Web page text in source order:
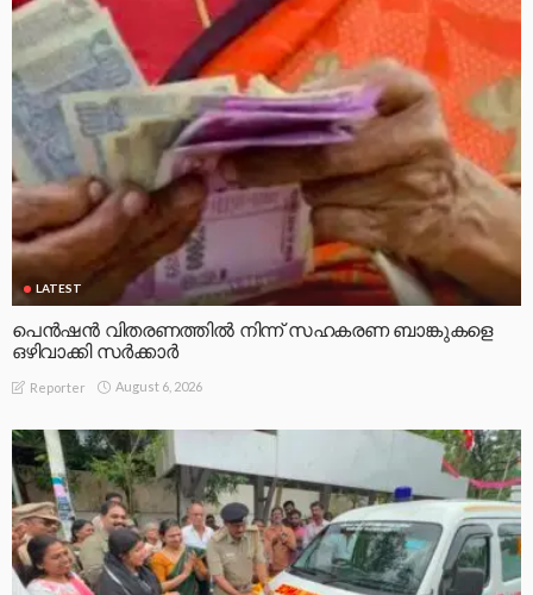
LATEST
പെൻഷൻ വിതരണത്തിൽ നിന്ന് സഹകരണ ബാങ്കുകളെ
ഒഴിവാക്കി സർക്കാർ
Reporter August 6, 2026